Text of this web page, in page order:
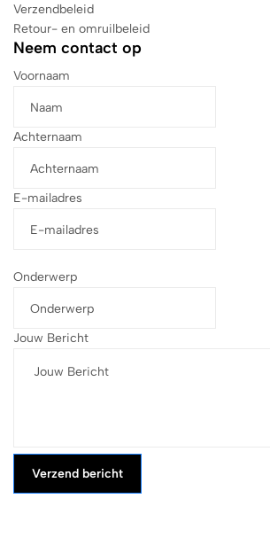
Verzendbeleid
Retour- en omruilbeleid
Neem contact op
Voornaam
Achternaam
E-mailadres
Onderwerp
Jouw Bericht
Verzend bericht